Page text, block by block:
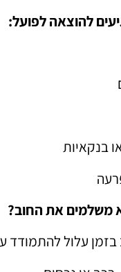
להוצאה לפועל:
בנקאיות
משלמים את החוב?
עלול להתמודד